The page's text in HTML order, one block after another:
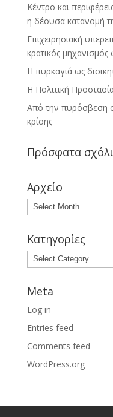
Κέντρο και
η δέουσα κατανομή
Επιχειρησιακή
κρατικός
Η πυρκαγιά ως
Η Πολιτική
Από την πυρόσβεση
κρίσης
Πρόσφατα
Αρχείο
Κατηγορίες
Meta
Log in
Entries feed
Comments feed
WordPress.org